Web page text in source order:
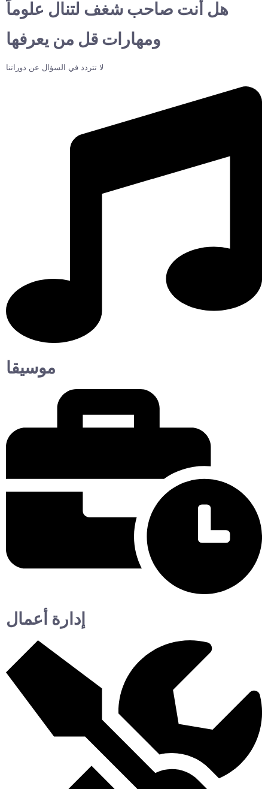
هل أنت صاحب شغف لتنال علوماً
ومهارات قل من يعرفها
لا تتردد في السؤال عن دوراتنا
موسيقا
إدارة أعمال